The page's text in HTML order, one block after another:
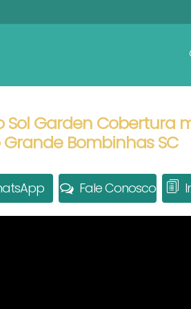
Sol Garden Cobertura
Bombinhas SC
Fale Conosco